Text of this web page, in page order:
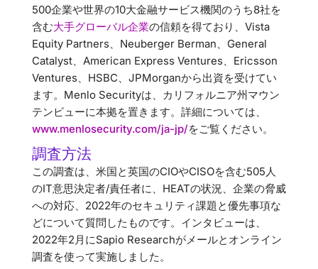
500企業や世界の10大金融サービス機関のうち8社を
含む大手グローバル企業の信頼を得ており、Vista
Equity Partners、Neuberger Berman、General
Catalyst、American Express Ventures、Ericsson
Ventures、HSBC、JPMorganから出資を受けてい
ます。Menlo Securityは、カリフォルニア州マウン
テンビューに本拠を置きます。詳細については、
www.menlosecurity.com/ja-jp/をご覧ください。
調査方法
この調査は、米国と英国のCIOやCISOを含む505人
のIT意思決定者/責任者に、HEATの状況、企業の脅威
への対応、2022年のセキュリティ課題と優先事項な
どについて質問したものです。インタビューは、
2022年2月にSapio Researchがメールとオンライン
調査を使って実施しました。